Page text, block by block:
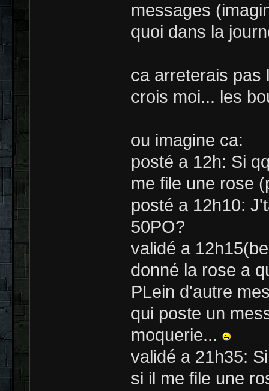
messages
quoi dans la
ca arreterais pas
crois moi... les
ou imagine ca:
posté a 12h: Si
me file une rose
posté a 12h10:
50PO?
validé a
donné la rose a
PLein d'autre
qui poste un
moquerie...
validé a 21h35:
si il me file une